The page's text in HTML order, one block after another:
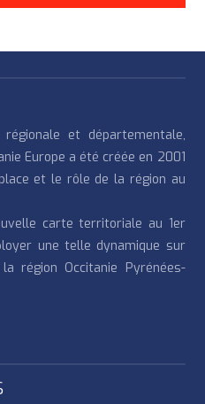
et départementale,
Europe a été créée en 2001
et le rôle de la région au
carte territoriale au 1er
une telle dynamique sur
région Occitanie Pyrénées-